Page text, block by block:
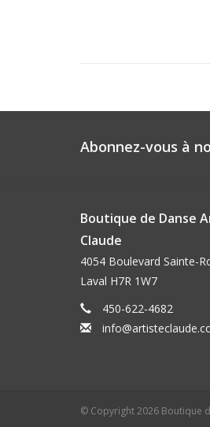
Abonnez-vous à
Boutique de Danse
Claude
4054 Boulevard Sainte-
Laval H7R 1W7
450-622-4682
© Copyright 2026 Boutique